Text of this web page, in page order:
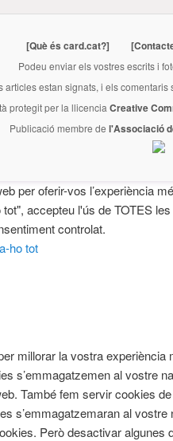
[Què és card.cat?]
Podeu enviar els vostres escrits i
articles estan signats, i els
protegit per la llicencia Creative
Publicació membre de l'Associació
per oferir-vos l’experiència
accepteu l'ús de TOTES
controlat.
ho tot
millorar la vostra
s’emmagatzemen al vostre
També fem servir cookies
s’emmagatzemaran al
Però desactivar